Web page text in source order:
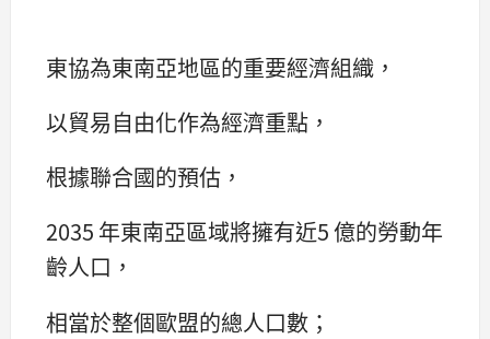
東協為東南亞地區的重要經濟組織，
以貿易自由化作為經濟重點，
根據聯合國的預估，
2035 年東南亞區域將擁有近5 億的勞動年
齡人口，
相當於整個歐盟的總人口數；